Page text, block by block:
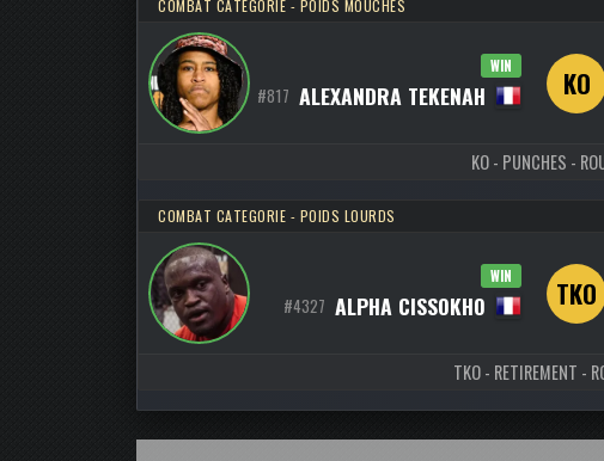
COMBAT CATEGORIE - POIDS MOUCHES
WIN
#817 ALEXANDRA TEKENAH KO
KO - PUNCHES -
COMBAT CATEGORIE - POIDS LOURDS
WIN
#4327 ALPHA CISSOKHO TKO
TKO - RETIREMENT -